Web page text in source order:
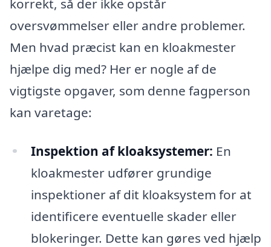
korrekt, så der ikke opstår
oversvømmelser eller andre problemer.
Men hvad præcist kan en kloakmester
hjælpe dig med? Her er nogle af de
vigtigste opgaver, som denne fagperson
kan varetage:
Inspektion af kloaksystemer: En
kloakmester udfører grundige
inspektioner af dit kloaksystem for at
identificere eventuelle skader eller
blokeringer. Dette kan gøres ved hjælp